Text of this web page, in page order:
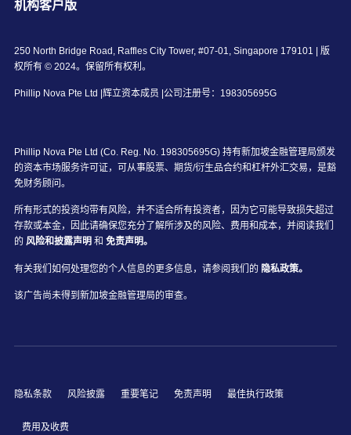
机构客户版
250 North Bridge Road, Raffles City Tower, #07-01, Singapore 179101 | 版
权所有 © 2024。保留所有权利。
Phillip Nova Pte Ltd |辉立资本成员 |公司注册号：198305695G
Phillip Nova Pte Ltd (Co. Reg. No. 198305695G) 持有新加坡金融管理局颁发
的资本市场服务许可证，可从事股票、期货/衍生品合约和杠杆外汇交易，是豁
免财务顾问。
所有形式的投资均带有风险，并不适合所有投资者，因为它可能导致损失超过
存款或本金，因此请确保您充分了解所涉及的风险、费用和成本，并阅读我们
的 风险和披露声明 和 免责声明。
有关我们如何处理您的个人信息的更多信息，请参阅我们的 隐私政策。
该广告尚未得到新加坡金融管理局的审查。
隐私条款 风险披露 重要笔记 免责声明 最佳执行政策
费用及收费